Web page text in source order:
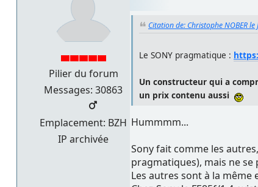
Pilier du forum
Messages: 30863
Emplacement: BZH
IP archivée
Citation de: Christophe NOBER
Le SONY pragmatique :
Un constructeur qui a
un prix contenu aussi
Hummmm...
Sony fait comme les
pragmatiques), mais ne
Les autres sont à la même